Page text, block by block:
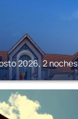
2026, 2 noches